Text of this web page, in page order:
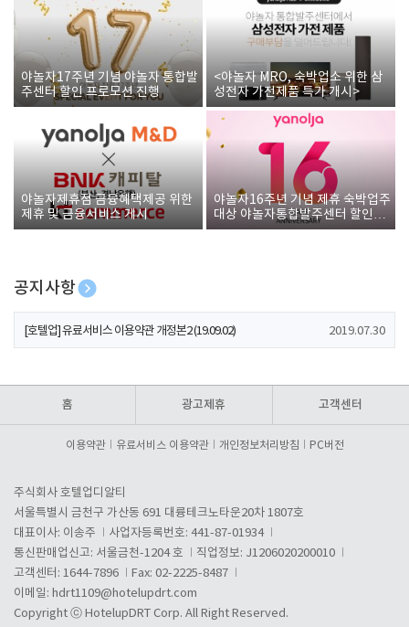
야놀자17주년 기념 야놀자 통합발
주센터 할인 프로모션 진행
<야놀자 MRO, 숙박업소 위한 삼
성전자 가전제품 특가 개시>
야놀자제휴점 금융혜택제공 위한
제휴 및 금융서비스 게시
야놀자16주년 기념 제휴 숙박업주
대상 야놀자통합발주센터 할인쿠
폰 증정
공지사항
[호텔업] 개인정보 처리방침 개정본1 (19.09.02)
[호텔업] 유료서비스 이용약관 개정본2 (19.09.02) 2019.07.30
홈 광고제휴 고객센터
이용약관 유료서비스 이용약관 개인정보처리방침 PC버전
주식회사 호텔업디알티
서울특별시 금천구 가산동 691 대륭테크노타운20차 1807호
대표이사: 이송주
사업자등록번호: 441-87-01934
통신판매업신고: 서울금천-1204 호
직업정보: J1206020200010
고객센터: 1644-7896
Fax: 02-2225-8487
이메일: hdrt1109@hotelupdrt.com
Copyright ⓒ HotelupDRT Corp. All Right Reserved.